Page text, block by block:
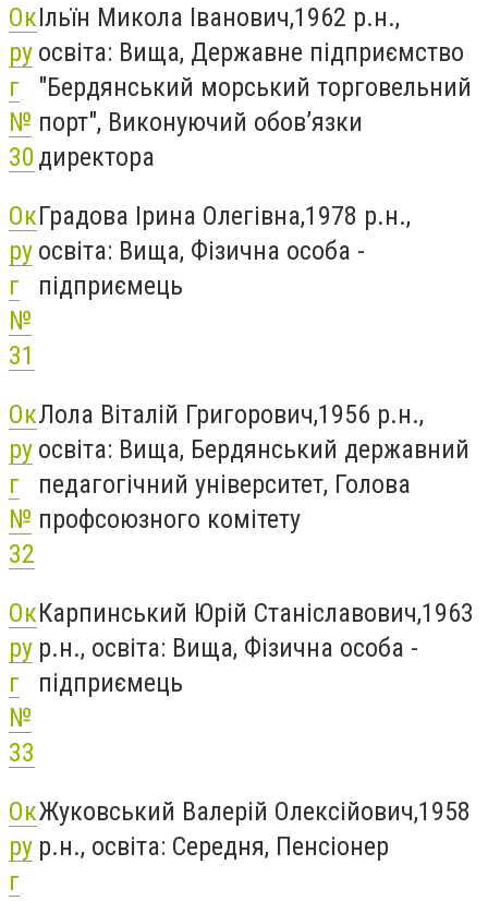
Ок
ру
г
№
30
Ільїн Микола Іванович,1962 р.н.,
освіта: Вища, Державне підприємство
"Бердянський морський торговельний
порт", Виконуючий обов’язки
директора
Ок
ру
г
№
31
Градова Ірина Олегівна,1978 р.н.,
освіта: Вища, Фізична особа -
підприємець
Ок
ру
г
№
32
Лола Віталій Григорович,1956 р.н.,
освіта: Вища, Бердянський державний
педагогічний університет, Голова
профсоюзного комітету
Ок
ру
г
№
33
Карпинський Юрій Станіславович,1963
р.н., освіта: Вища, Фізична особа -
підприємець
Ок
ру
г
Жуковський Валерій Олексійович,1958
р.н., освіта: Середня, Пенсіонер